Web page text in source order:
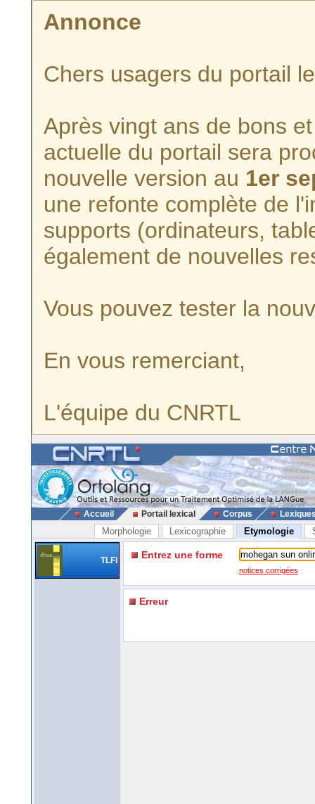
Annonce
Chers usagers du portail
Après vingt ans de bons
actuelle du portail sera
nouvelle version au 1er
une refonte complète de
supports (ordinateurs,
également de nouvelles
Vous pouvez tester la
En vous remerciant,
L'équipe du CNRTL
Accueil Portail lexical Corpus
Morphologie Lexicographie Etymologie
TLFi Entrez une forme
notices corrigées
Erreur